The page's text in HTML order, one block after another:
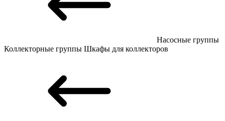
Насосные группы
Коллекторные группы Шкафы для коллекторов